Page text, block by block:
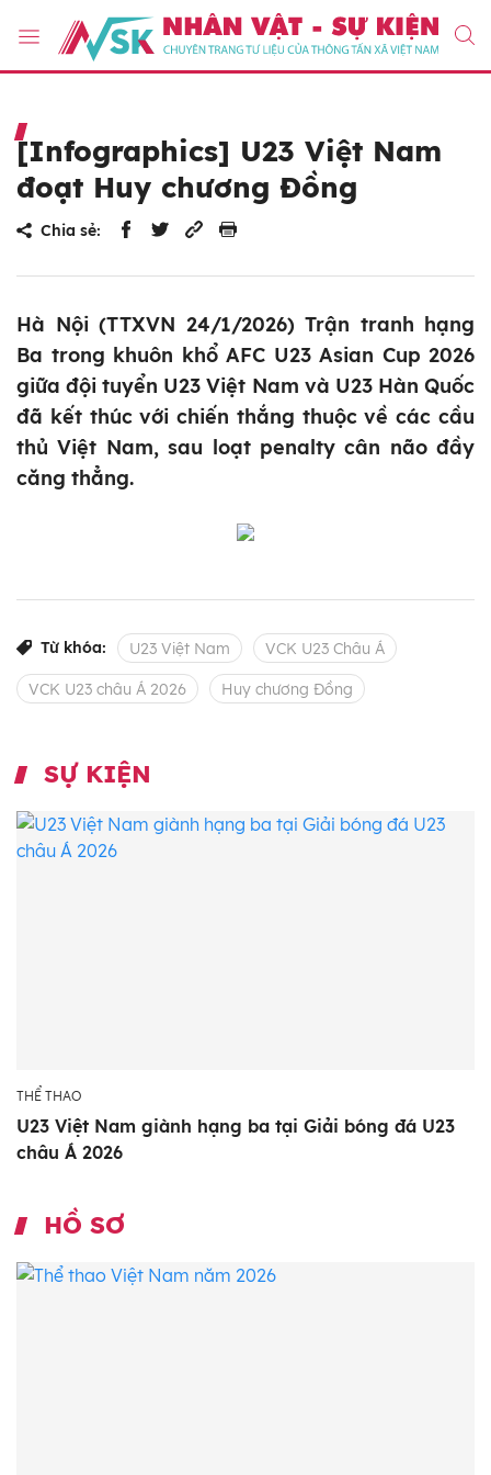
[Infographics] U23 Việt Nam
đoạt Huy chương Đồng
Chia sẻ:
Hà Nội (TTXVN 24/1/2026) Trận tranh hạng
Ba trong khuôn khổ AFC U23 Asian Cup 2026
giữa đội tuyển U23 Việt Nam và U23 Hàn Quốc
đã kết thúc với chiến thắng thuộc về các cầu
thủ Việt Nam, sau loạt penalty cân não đầy
căng thẳng.
Từ khóa: U23 Việt Nam VCK U23 Châu Á
VCK U23 châu Á 2026 Huy chương Đồng
SỰ KIỆN
THỂ THAO
U23 Việt Nam giành hạng ba tại Giải bóng đá U23
châu Á 2026
HỒ SƠ